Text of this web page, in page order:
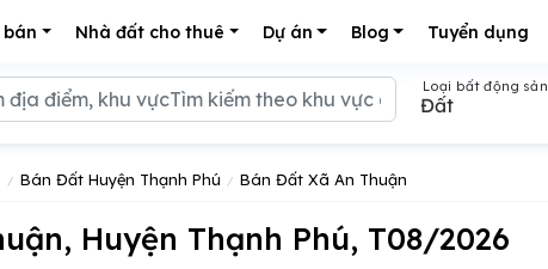
Nhà đất cho thuê Dự án Blog Tuyển dụng
Bán Đất Huyện Thạnh Phú Bán Đất Xã An Thuận
Huyện Thạnh Phú, T08/2026
Loại bất động sản
Đất